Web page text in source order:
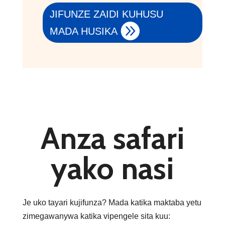
JIFUNZE ZAIDI KUHUSU
MADA HUSIKA
Anza safari
yako nasi
Je uko tayari kujifunza? Mada katika maktaba yetu
zimegawanywa katika vipengele sita kuu: